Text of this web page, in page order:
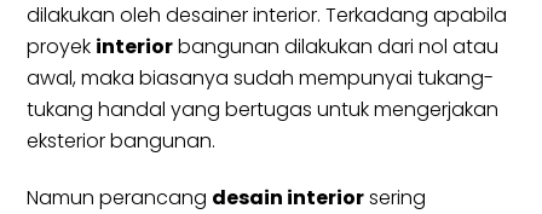
dilakukan oleh desainer interior. Terkadang apabila
proyek interiorbangunan dilakukan dari nol atau
awal, maka biasanya sudah mempunyai tukang-
tukang handal yang bertugas untuk mengerjakan
eksterior bangunan.
Namun perancang desain interiorsering